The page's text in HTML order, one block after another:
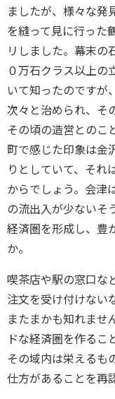
ましたが、様々な発
を縫って見に行った
リしました。幕末の
０万石クラス以上の
いて知ったのですが
次々と治められ、そ
その頃の造営とのこ
町で感じた印象は金
りとしていて、それ
からでしょう。会津
の流出入が少ないそ
経済圏を形成し、豊
か。
喫茶店や駅の窓口な
注文を受け付けない
またまかも知れませ
ドな経済圏を作るこ
その域内は栄えるも
仕方があることを再